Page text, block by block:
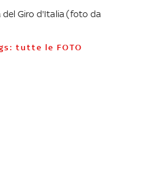
del Giro d'Italia (foto da
tutte le FOTO